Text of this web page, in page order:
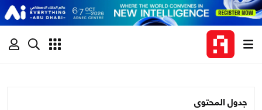
جدول المحتوى